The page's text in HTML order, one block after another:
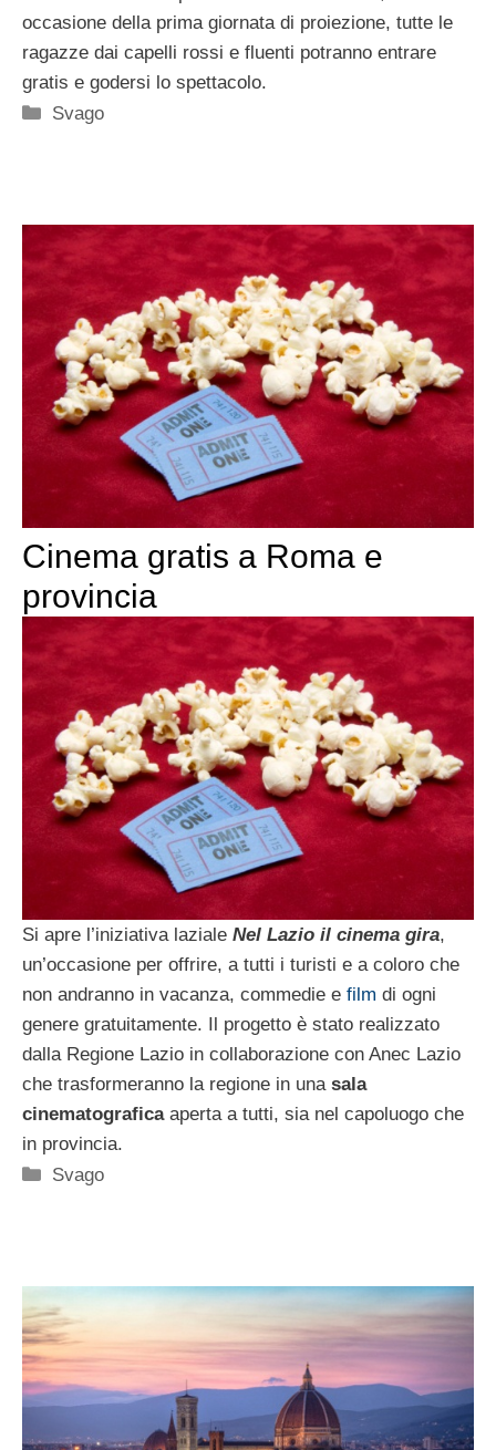
occasione della prima giornata di proiezione, tutte le
ragazze dai capelli rossi e fluenti potranno entrare
gratis e godersi lo spettacolo.
Categorie
Svago
Cinema gratis a Roma e
provincia
Si apre l’iniziativa laziale Nel Lazio il cinema gira,
un’occasione per offrire, a tutti i turisti e a coloro che
non andranno in vacanza, commedie e film di ogni
genere gratuitamente. Il progetto è stato realizzato
dalla Regione Lazio in collaborazione con Anec Lazio
che trasformeranno la regione in una sala
cinematograficaaperta a tutti, sia nel capoluogo che
in provincia.
Categorie
Svago